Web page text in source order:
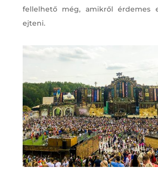
fellelhető még, amikről érdemes
ejteni.